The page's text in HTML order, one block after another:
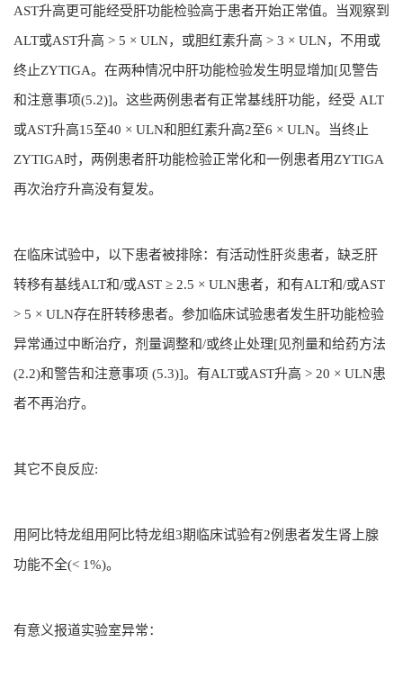
AST升高更可能经受肝功能检验高于患者开始正常值。当观察到
ALT或AST升高 > 5 × ULN，或胆红素升高 > 3 × ULN，不用或
终止ZYTIGA。在两种情况中肝功能检验发生明显增加[见警告
和注意事项(5.2)]。这些两例患者有正常基线肝功能，经受 ALT
或AST升高15至40 × ULN和胆红素升高2至6 × ULN。当终止
ZYTIGA时，两例患者肝功能检验正常化和一例患者用ZYTIGA
再次治疗升高没有复发。
在临床试验中，以下患者被排除：有活动性肝炎患者，缺乏肝
转移有基线ALT和/或AST ≥ 2.5 × ULN患者，和有ALT和/或AST
> 5 × ULN存在肝转移患者。参加临床试验患者发生肝功能检验
异常通过中断治疗，剂量调整和/或终止处理[见剂量和给药方法
(2.2)和警告和注意事项 (5.3)]。有ALT或AST升高 > 20 × ULN患
者不再治疗。
其它不良反应:
用阿比特龙组用阿比特龙组3期临床试验有2例患者发生肾上腺
功能不全(< 1%)。
有意义报道实验室异常：